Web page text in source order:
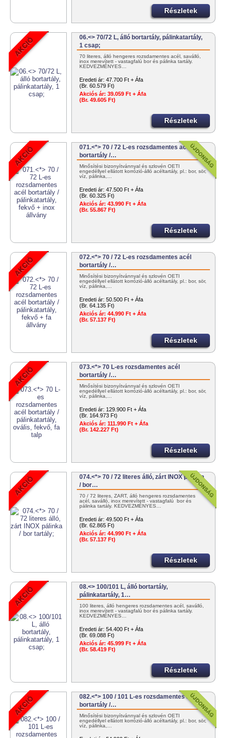
Részletek
06.<> 70/72 L, álló bortartály, pálinkatartály,
1 csap;
70 literes, álló hengeres rozsdamentes acél, saválló,
inox merevített - vastagfalú bor és pálinka tartály.
KEDVEZMÉNYES…
Eredeti ár: 47.700 Ft + Áfa
(Br. 60.579 Ft)
Akciós ár: 39.059 Ft + Áfa
(Br. 49.605 Ft)
Részletek
071.<*> 70 / 72 L-es rozsdamentes acél
bortartály /…
Minősítési bizonyítvánnyal és szlovén OÉTI
engedéllyel ellátott korrózió-álló acéltartály, pl.: bor, sör,
víz, pálinka,…
Eredeti ár: 47.500 Ft + Áfa
(Br. 60.325 Ft)
Akciós ár: 43.990 Ft + Áfa
(Br. 55.867 Ft)
Részletek
072.<*> 70 / 72 L-es rozsdamentes acél
bortartály /…
Minősítési bizonyítvánnyal és szlovén OÉTI
engedéllyel ellátott korrózió-álló acéltartály, pl.: bor, sör,
víz, pálinka,…
Eredeti ár: 50.500 Ft + Áfa
(Br. 64.135 Ft)
Akciós ár: 44.990 Ft + Áfa
(Br. 57.137 Ft)
Részletek
073.<*> 70 L-es rozsdamentes acél
bortartály /…
Minősítési bizonyítvánnyal és szlovén OÉTI
engedéllyel ellátott korrózió-álló acéltartály, pl.: bor, sör,
víz, pálinka,…
Eredeti ár: 129.900 Ft + Áfa
(Br. 164.973 Ft)
Akciós ár: 111.990 Ft + Áfa
(Br. 142.227 Ft)
Részletek
074.<*> 70 / 72 literes álló, zárt INOX pálinka
/ bor…
70 / 72 literes, ZÁRT, álló hengeres rozsdamentes
acél, saválló, inox merevített - vastagfalú bor és
pálinka tartály. KEDVEZMÉNYES…
Eredeti ár: 49.500 Ft + Áfa
(Br. 62.865 Ft)
Akciós ár: 44.990 Ft + Áfa
(Br. 57.137 Ft)
Részletek
08.<> 100/101 L, álló bortartály,
pálinkatartály, 1…
100 literes, álló hengeres rozsdamentes acél, saválló,
inox merevített - vastagfalú bor és pálinka tartály.
KEDVEZMÉNYES…
Eredeti ár: 54.400 Ft + Áfa
(Br. 69.088 Ft)
Akciós ár: 45.999 Ft + Áfa
(Br. 58.419 Ft)
Részletek
082.<*> 100 / 101 L-es rozsdamentes acél
bortartály /…
Minősítési bizonyítvánnyal és szlovén OÉTI
engedéllyel ellátott korrózió-álló acéltartály, pl.: bor, sör,
víz, pálinka,…